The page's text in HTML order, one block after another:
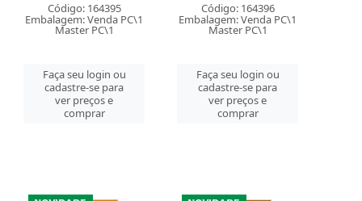
Código: 164395
Embalagem: Venda PC\1
Master PC\1
Faça seu login ou
cadastre-se para
ver preços e
comprar
Código: 164396
Embalagem: Venda PC\1
Master PC\1
Faça seu login ou
cadastre-se para
ver preços e
comprar